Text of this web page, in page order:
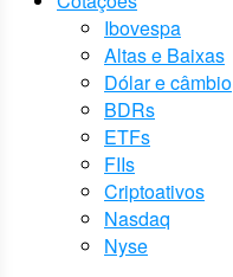
Ibovespa
Altas e Baixas
Dólar e câmbio
BDRs
ETFs
FIIs
Criptoativos
Nasdaq
Nyse